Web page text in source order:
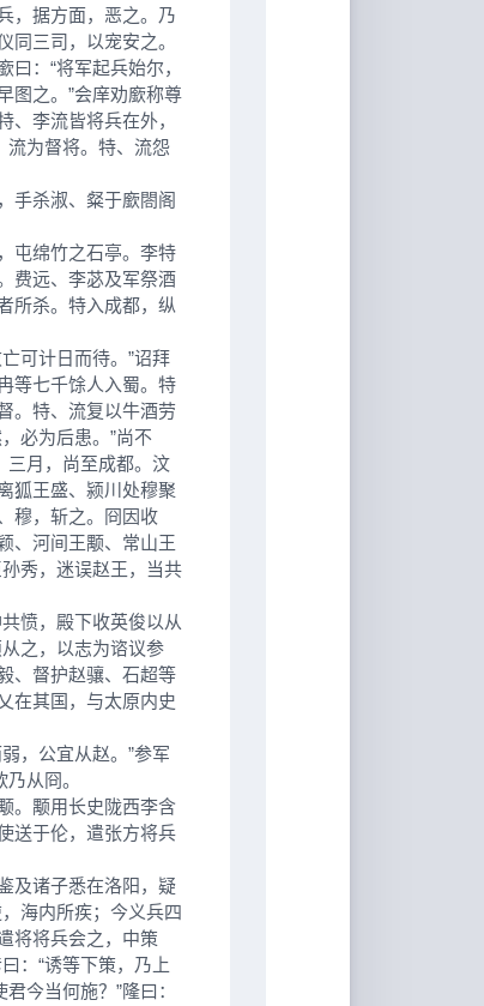
，据方面，恶之。乃
三司，以宠安之。
：“将军起兵始尔，
图之。”会庠劝廞称尊
李流皆将兵在外，
流为督将。特、流怨
杀淑、粲于廞閤阁
屯绵竹之石亭。李特
费远、李苾及军祭酒
所杀。特入成都，纵
可计日而待。”诏拜
等七千馀人入蜀。特
。特、流复以牛酒劳
必为后患。”尚不
三月，尚至成都。汶
狐王盛、颍川处穆聚
穆，斩之。冏因收
、河间王颙、常山王
秀，迷误赵王，当共
愤，殿下收英俊以从
之，以志为谘议参
、督护赵骧、石超等
在其国，与太原内史
，公宜从赵。”参军
从冏。
。颙用长史陇西李含
送于伦，遣张方将兵
及诸子悉在洛阳，疑
海内所疾；今义兵四
将将兵会之，中策
：“诱等下策，乃上
今当何施？”隆曰：